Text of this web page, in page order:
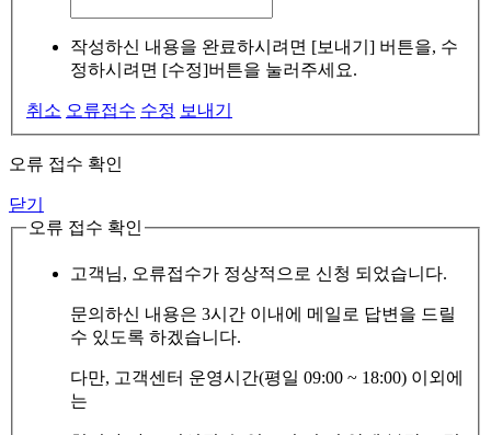
작성하신 내용을 완료하시려면 [보내기] 버튼을, 수
정하시려면 [수정]버튼을 눌러주세요.
취소 오류접수 수정 보내기
오류 접수 확인
닫기
오류 접수 확인
고객님, 오류접수가 정상적으로 신청 되었습니다.
문의하신 내용은 3시간 이내에 메일로 답변을 드릴
수 있도록 하겠습니다.
다만, 고객센터 운영시간(평일 09:00 ~ 18:00) 이외에
는